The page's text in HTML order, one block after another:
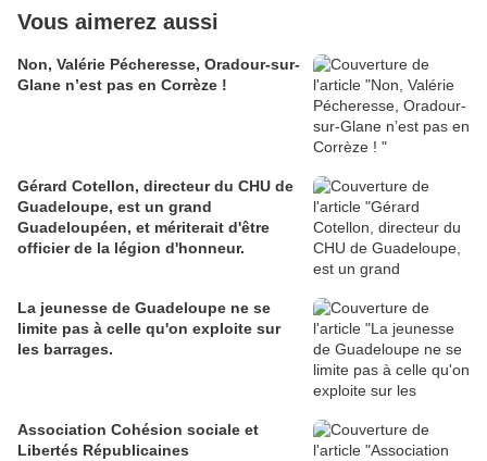
Vous aimerez aussi
Non, Valérie Pécheresse, Oradour-sur-
Glane n’est pas en Corrèze !
Gérard Cotellon, directeur du CHU de
Guadeloupe, est un grand
Guadeloupéen, et mériterait d'être
officier de la légion d'honneur.
La jeunesse de Guadeloupe ne se
limite pas à celle qu'on exploite sur
les barrages.
Association Cohésion sociale et
Libertés Républicaines